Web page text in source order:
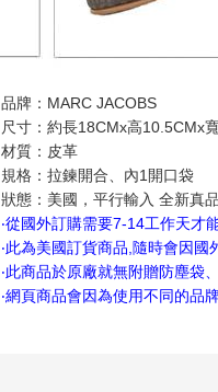
品牌：MARC JACOBS
尺寸：約長18CMx高10.5CMx
材質：皮革
規格：拉鍊開合、內1開口袋
狀態：美國，平行輸入 全新真品
‧從國外訂購需要7-14工作天才
‧此為美國訂貨商品,隨時會因
‧此商品於原廠就無附贈防塵袋
‧網頁商品會因為使用不同的品